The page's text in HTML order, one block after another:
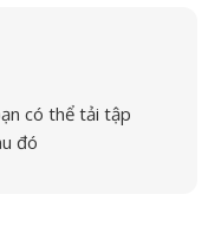
có thể tải tập
đó